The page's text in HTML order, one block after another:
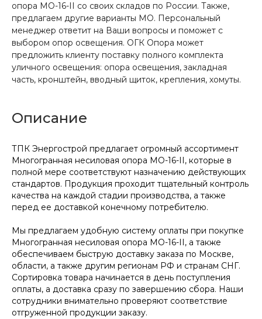
опора МО-16-II со своих складов по России. Также,
предлагаем другие варианты МО. Персональный
менеджер ответит на Ваши вопросы и поможет с
выбором опор освещения. ОГК Опора может
предложить клиенту поставку полного комплекта
уличного освещения: опора освещения, закладная
часть, кронштейн, вводный щиток, крепления, хомуты.
Описание
ТПК Энергострой предлагает огромный ассортимент
Многогранная несиловая опора МО-16-II, которые в
полной мере соответствуют назначению действующих
стандартов. Продукция проходит тщательный контроль
качества на каждой стадии производства, а также
перед ее доставкой конечному потребителю.
Мы предлагаем удобную систему оплаты при покупке
Многогранная несиловая опора МО-16-II, а также
обеспечиваем быструю доставку заказа по Москве,
области, а также другим регионам РФ и странам СНГ.
Сортировка товара начинается в день поступления
оплаты, а доставка сразу по завершению сбора. Наши
сотрудники внимательно проверяют соответствие
отгруженной продукции заказу.